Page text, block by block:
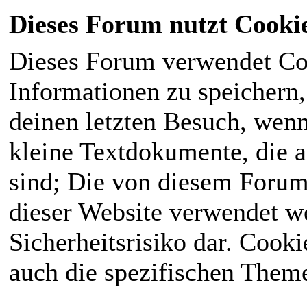
Dieses Forum nutzt
Dieses Forum verwendet
Informationen zu
deinen letzten Besuch,
kleine Textdokumente, die
sind; Die von diesem
dieser Website verwendet
Sicherheitsrisiko dar.
auch die spezifischen